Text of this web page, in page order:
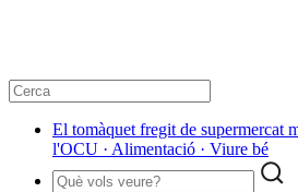
El tomàquet fregit de supermercat
l'OCU · Alimentació · Viure bé